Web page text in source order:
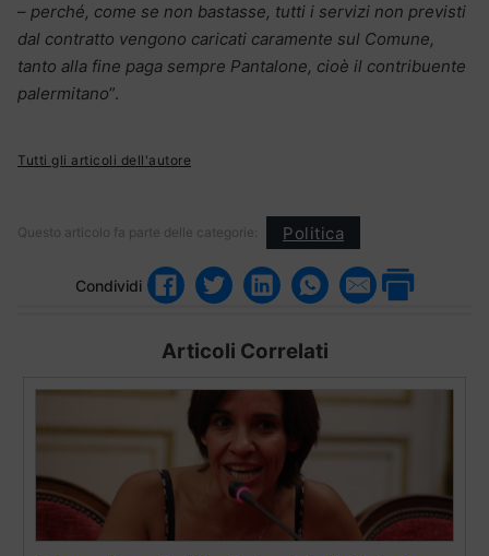
– perché, come se non bastasse, tutti i servizi non previsti
dal contratto vengono caricati caramente sul Comune,
tanto alla fine paga sempre Pantalone, cioè il contribuente
palermitano”.
Tutti gli articoli dell'autore
Questo articolo fa parte delle categorie: Politica
Condividi
Articoli Correlati